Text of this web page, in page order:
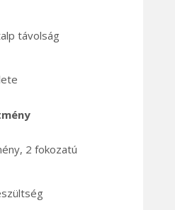
távolság
2 fokozatú